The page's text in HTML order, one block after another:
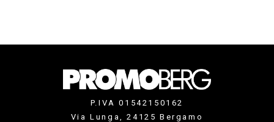
P.IVA 01542150162
Via Lunga, 24125 Bergamo